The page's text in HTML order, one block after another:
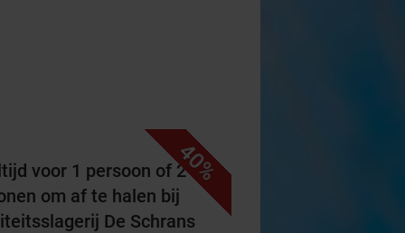
40%
voor 1 persoon of 2
om af te halen bij
De Schrans